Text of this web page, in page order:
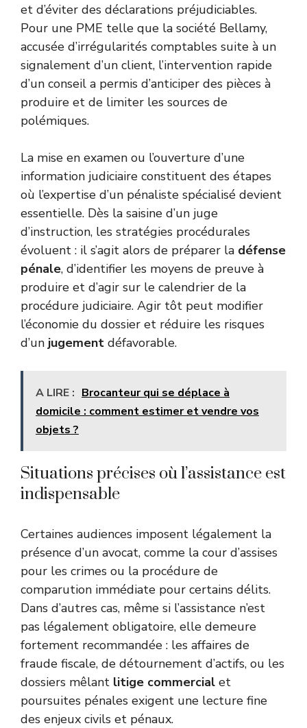
et d’éviter des déclarations préjudiciables.
Pour une PME telle que la société Bellamy,
accusée d’irrégularités comptables suite à un
signalement d’un client, l’intervention rapide
d’un conseil a permis d’anticiper des pièces à
produire et de limiter les sources de
polémiques.
La mise en examen ou l’ouverture d’une
information judiciaire constituent des étapes
où l’expertise d’un pénaliste spécialisé devient
essentielle. Dès la saisine d’un juge
d’instruction, les stratégies procédurales
évoluent : il s’agit alors de préparer la défense
pénale, d’identifier les moyens de preuve à
produire et d’agir sur le calendrier de la
procédure judiciaire. Agir tôt peut modifier
l’économie du dossier et réduire les risques
d’un jugement défavorable.
A LIRE : Brocanteur qui se déplace à
domicile : comment estimer et vendre vos
objets ?
Situations précises où l’assistance est
indispensable
Certaines audiences imposent légalement la
présence d’un avocat, comme la cour d’assises
pour les crimes ou la procédure de
comparution immédiate pour certains délits.
Dans d’autres cas, même si l’assistance n’est
pas légalement obligatoire, elle demeure
fortement recommandée : les affaires de
fraude fiscale, de détournement d’actifs, ou les
dossiers mêlant litige commercial et
poursuites pénales exigent une lecture fine
des enjeux civils et pénaux.